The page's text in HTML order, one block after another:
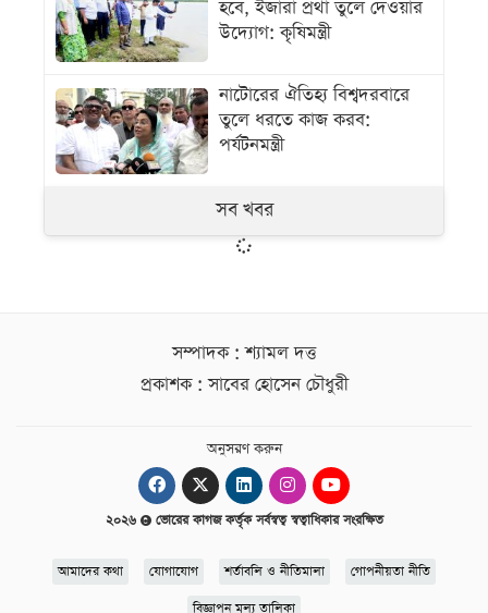
হবে, ইজারা প্রথা তুলে দেওয়ার
উদ্যোগ: কৃষিমন্ত্রী
নাটোরের ঐতিহ্য বিশ্বদরবারে
তুলে ধরতে কাজ করব:
পর্যটনমন্ত্রী
সব খবর
সম্পাদক : শ্যামল দত্ত
প্রকাশক : সাবের হোসেন চৌধুরী
অনুসরণ করুন
২০২৬ ভোরের কাগজ কর্তৃক সর্বস্বত্ব স্বত্বাধিকার সংরক্ষিত
আমাদের কথা যোগাযোগ শর্তাবলি ও নীতিমালা গোপনীয়তা নীতি
বিজ্ঞাপন মূল্য তালিকা